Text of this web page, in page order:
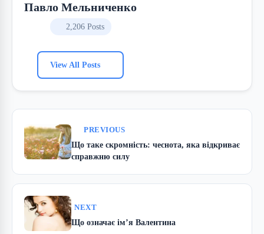
Павло Мельниченко
2,206 Posts
View All Posts
PREVIOUS
Що таке скромність: чеснота, яка відкриває
справжню силу
NEXT
Що означає ім’я Валентина